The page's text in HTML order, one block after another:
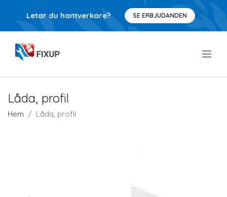
Letar du hantverkare? SE ERBJUDANDEN
Låda, profil
Hem Låda, profil